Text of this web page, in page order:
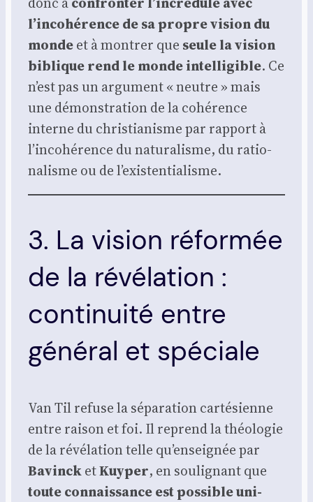
l’incohérence de sa propre vision du
mondeet à mon­trer que seule la vision
biblique rend le monde intel­li­gible. Ce
n’est pas un argu­ment « neutre » mais
une démons­tra­tion de la cohé­rence
interne du chris­tia­nisme par rap­port à
l’incohérence du natu­ra­lisme, du ratio­
na­lisme ou de l’existentialisme.
3. La vision réformée
de la révélation :
continuité entre
général et spéciale
Van Til refuse la sépa­ra­tion car­té­sienne
entre rai­son et foi. Il reprend la théo­lo­gie
de la révé­la­tion telle qu’enseignée par
BavincketKuy­per, en sou­li­gnant que
toute connais­sance est pos­sible uni­